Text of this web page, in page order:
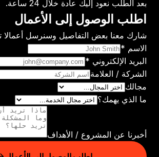
بعد الطلب نعود إليك عادة خلال 24 ساعة.
اطلب الوصول إلى الأعمال
شارك معنا بعض التفاصيل وسنرسل أعمالا
الاسم *
البريد الإلكتروني *
الشركة / العلامة
مجالك
ما الذي يهمك؟
أخبرنا عن المشروع / الأهداف